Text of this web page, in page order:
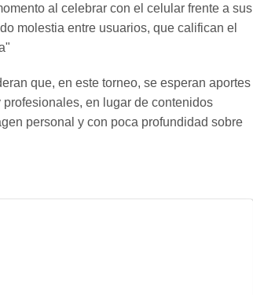
al celebrar con el celular frente a sus
molestia entre usuarios, que califican el
que, en este torneo, se esperan aportes
en lugar de contenidos
personal y con poca profundidad sobre